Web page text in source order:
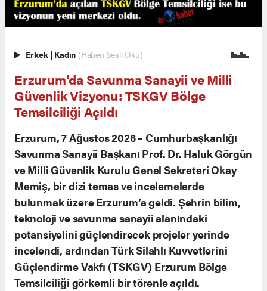
Erkek | Kadın (Haberi Sesli Oku)
Erzurum’da Savunma Sanayii ve Milli
Güvenlik Vizyonu: TSKGV Bölge
Temsilciliği Açıldı
Erzurum, 7 Ağustos 2026 – Cumhurbaşkanlığı
Savunma Sanayii Başkanı Prof. Dr. Haluk Görgün
ve Milli Güvenlik Kurulu Genel Sekreteri Okay
Memiş, bir dizi temas ve incelemelerde
bulunmak üzere Erzurum’a geldi. Şehrin bilim,
teknoloji ve savunma sanayii alanındaki
potansiyelini güçlendirecek projeler yerinde
incelendi, ardından Türk Silahlı Kuvvetlerini
Güçlendirme Vakfı (TSKGV) Erzurum Bölge
Temsilciliği görkemli bir törenle açıldı.